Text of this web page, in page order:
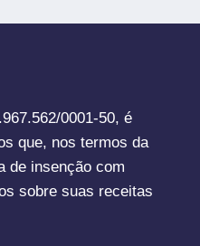
0001-50, é
que, nos termos da
de insenção com
sobre suas receitas